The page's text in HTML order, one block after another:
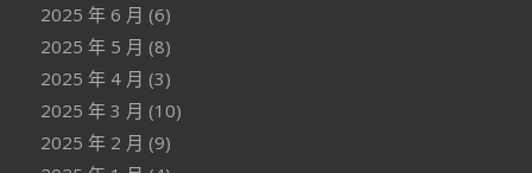
2025 年 6 月 (6)
2025 年 5 月 (8)
2025 年 4 月 (3)
2025 年 3 月 (10)
2025 年 2 月 (9)